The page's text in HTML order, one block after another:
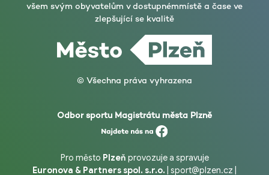
všem svým obyvatelům v dostupnémmístě a čase ve
zlepšující se kvalitě
© Všechna práva vyhrazena
Odbor sportu Magistrátu města Plzně
Pro město Plzeň provozuje a spravuje
Euronova & Partners spol. s.r.o. sport@plzen.cz